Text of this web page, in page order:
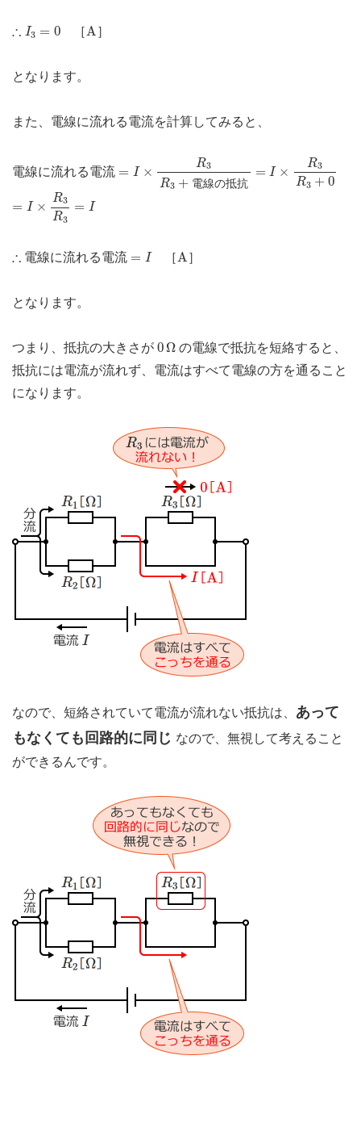
∴ I3 = 0
∴ 3 ［A
A ］
となります。
また、電線に流れる電流を計算してみると、
電線に流れる電流 = I ×
R3
R3 + 電線の抵抗
電線の抵抗
= I ×
R3
R3 + 0
+0
= I ×
R3
R3
R3
= I
∴
∴ 電線に流れる電流 = I［A
A ］
となります。
つまり、抵抗の大きさが 0Ω
0 Ωの電線で抵抗を短絡すると、
抵抗には電流が流れず、電流はすべて電線の方を通ること
になります。
なので、短絡されていて電流が流れない抵抗は、 あって
もなくても回路的に同じ なので、無視して考えること
ができるんです。